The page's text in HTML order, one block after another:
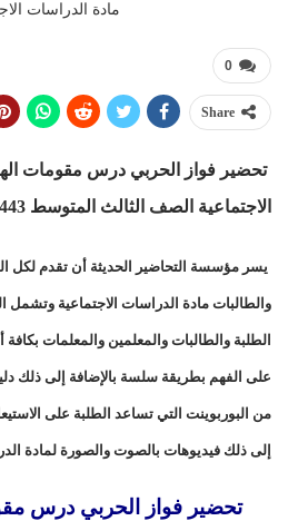
مادة الدراسات
0
Share
تحضير فواز الحربي درس مقومات
الاجتماعية الصف الثالث المتوسط 1443 هـ
يسر مؤسسة التحاضير الحديثة أن تقدم لكل
والطالبات مادة الدراسات الاجتماعية وتشمل
الطلبة والطالبات والمعلمين والمعلمات
على الفهم بطريقة سلسة بالإضافة إلى ذلك
من البوربوينت التي تساعد الطلبة على
إلى ذلك فيديوهات بالصوت والصورة لمادة
تحضير فواز الحربي درس